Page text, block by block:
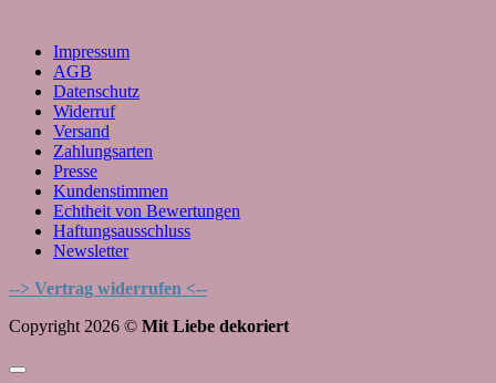
Impressum
AGB
Datenschutz
Widerruf
Versand
Zahlungsarten
Presse
Kundenstimmen
Echtheit von Bewertungen
Haftungsausschluss
Newsletter
--> Vertrag widerrufen <--
Copyright 2026 © Mit Liebe dekoriert